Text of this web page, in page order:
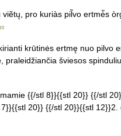
pro kuriàs pil̃vo ertmė̃s
krūtinės ertmę nuo pilvo
praleidžiančia šviesos
{{/stl 8}}{{stl 20}} {{/stl
20}} {{/stl 20}}{{stl